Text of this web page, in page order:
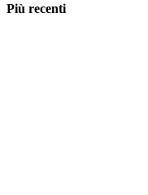
Più recenti